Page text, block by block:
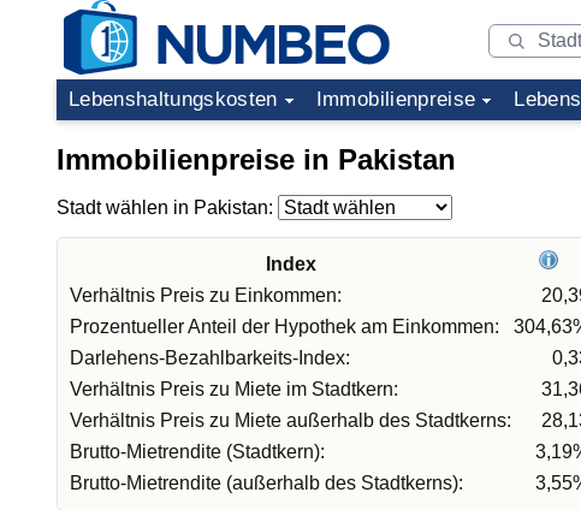
Lebenshaltungskosten Immobilienpreise
Immobilienpreise in Pakistan
Stadt wählen in Pakistan:
Index
Verhältnis Preis zu Einkommen:
Prozentueller Anteil der Hypothek am Einkommen:
Darlehens-Bezahlbarkeits-Index:
Verhältnis Preis zu Miete im Stadtkern:
Verhältnis Preis zu Miete außerhalb des Stadtkerns:
Brutto-Mietrendite (Stadtkern):
Brutto-Mietrendite (außerhalb des Stadtkerns):